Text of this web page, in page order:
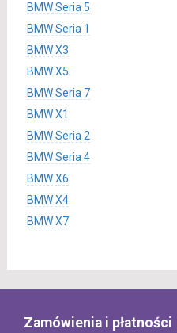
BMW Seria 5
BMW Seria 1
BMW X3
BMW X5
BMW Seria 7
BMW X1
BMW Seria 2
BMW Seria 4
BMW X6
BMW X4
BMW X7
Zamówienia i płatności